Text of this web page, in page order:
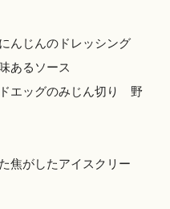
んじんのドレッシング
あるソース
エッグのみじん切り 野
焦がしたアイスクリー